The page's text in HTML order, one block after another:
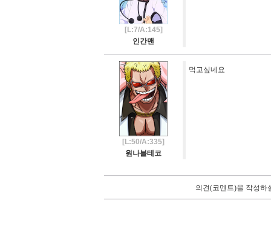
[L:7/A:145]
인간맨
[L:50/A:335]
원나블테코
먹고싶네요
의견(코멘트)을 작성하